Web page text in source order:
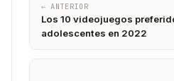
← ANTERIOR
Los 10 videojuegos
adolescentes en 2022